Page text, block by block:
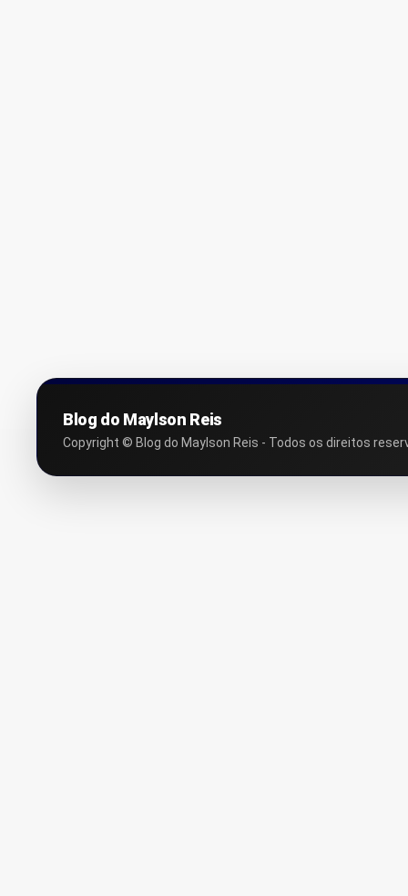
Blog do Maylson Reis
Copyright © Blog do Maylson Reis - Todos os direitos